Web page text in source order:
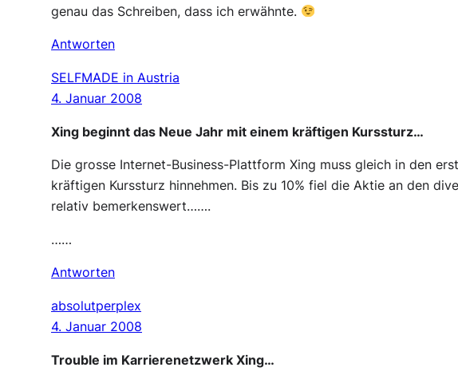
genau das Schreiben, dass ich erwähnte.
Antworten
SELFMADE in Austria
4. Januar 2008
Xing beginnt das Neue Jahr mit einem kräftigen Kurssturz…
Die grosse Internet-Business-Plattform Xing muss gleich in den
kräftigen Kurssturz hinnehmen. Bis zu 10% fiel die Aktie an den
relativ bemerkenswert…….
……
Antworten
absolutperplex
4. Januar 2008
Trouble im Karrierenetzwerk Xing…